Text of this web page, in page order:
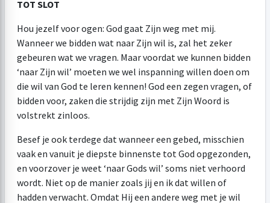
TOT SLOT
Hou jezelf voor ogen: God gaat Zijn weg met mij.
Wanneer we bidden wat naar Zijn wil is, zal het zeker
gebeuren wat we vragen. Maar voordat we kunnen bidden
‘naar Zijn wil’ moeten we wel inspanning willen doen om
die wil van God te leren kennen! God een zegen vragen, of
bidden voor, zaken die strijdig zijn met Zijn Woord is
volstrekt zinloos.
Besef je ook terdege dat wanneer een gebed, misschien
vaak en vanuit je diepste binnenste tot God opgezonden,
en voorzover je weet ‘naar Gods wil’ soms niet verhoord
wordt. Niet op de manier zoals jij en ik dat willen of
hadden verwacht. Omdat Hij een andere weg met je wil